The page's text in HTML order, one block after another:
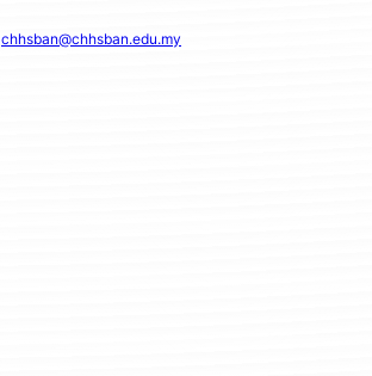
chhsban@chhsban.edu.my